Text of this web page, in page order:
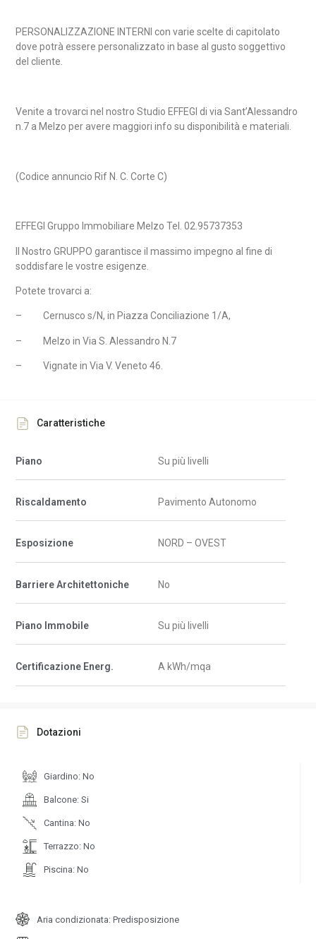
PERSONALIZZAZIONE INTERNI con varie scelte di capitolato
dove potrà essere personalizzato in base al gusto soggettivo
del cliente.
Venite a trovarci nel nostro Studio EFFEGI di via Sant’Alessandro
n.7 a Melzo per avere maggiori info su disponibilità e materiali.
(Codice annuncio Rif N. C. Corte C)
EFFEGI Gruppo Immobiliare Melzo Tel. 02.95737353
Il Nostro GRUPPO garantisce il massimo impegno al fine di
soddisfare le vostre esigenze.
Potete trovarci a:
– Cernusco s/N, in Piazza Conciliazione 1/A,
– Melzo in Via S. Alessandro N.7
– Vignate in Via V. Veneto 46.
Caratteristiche
Piano Su più livelli
Riscaldamento Pavimento Autonomo
Esposizione NORD – OVEST
Barriere Architettoniche No
Piano Immobile Su più livelli
Certificazione Energ. A kWh/mqa
Dotazioni
Giardino: No
Balcone: Si
Cantina: No
Terrazzo: No
Piscina: No
Aria condizionata: Predisposizione